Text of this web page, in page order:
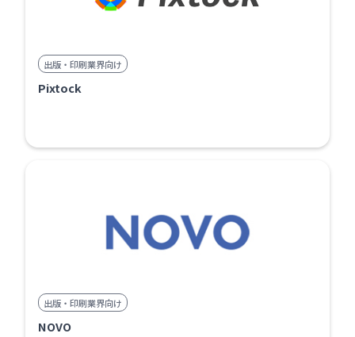
出版・印刷業界向け
Pixtock
出版・印刷業界向け
NOVO